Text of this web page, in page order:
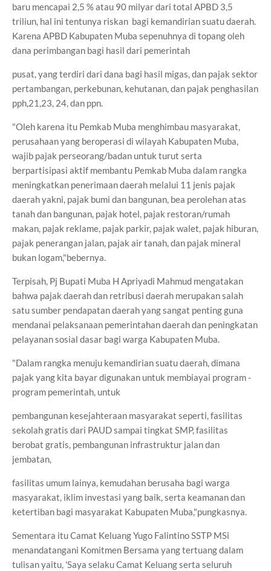
baru mencapai 2,5 % atau 90 milyar dari total APBD 3,5
triliun, hal ini tentunya riskan bagi kemandirian suatu daerah.
Karena APBD Kabupaten Muba sepenuhnya di topang oleh
dana perimbangan bagi hasil dari pemerintah
pusat, yang terdiri dari dana bagi hasil migas, dan pajak sektor
pertambangan, perkebunan, kehutanan, dan pajak penghasilan
pph,21,23, 24, dan ppn.
"Oleh karena itu Pemkab Muba menghimbau masyarakat,
perusahaan yang beroperasi di wilayah Kabupaten Muba,
wajib pajak perseorang/badan untuk turut serta
berpartisipasi aktif membantu Pemkab Muba dalam rangka
meningkatkan penerimaan daerah melalui 11 jenis pajak
daerah yakni, pajak bumi dan bangunan, bea perolehan atas
tanah dan bangunan, pajak hotel, pajak restoran/rumah
makan, pajak reklame, pajak parkir, pajak walet, pajak hiburan,
pajak penerangan jalan, pajak air tanah, dan pajak mineral
bukan logam,"bebernya.
Terpisah, Pj Bupati Muba H Apriyadi Mahmud mengatakan
bahwa pajak daerah dan retribusi daerah merupakan salah
satu sumber pendapatan daerah yang sangat penting guna
mendanai pelaksanaan pemerintahan daerah dan peningkatan
pelayanan sosial dasar bagi warga Kabupaten Muba.
"Dalam rangka menuju kemandirian suatu daerah, dimana
pajak yang kita bayar digunakan untuk membiayai program -
program pemerintah, untuk
pembangunan kesejahteraan masyarakat seperti, fasilitas
sekolah gratis dari PAUD sampai tingkat SMP, fasilitas
berobat gratis, pembangunan infrastruktur jalan dan
jembatan,
fasilitas umum lainya, kemudahan berusaha bagi warga
masyarakat, iklim investasi yang baik, serta keamanan dan
ketertiban bagi masyarakat Kabupaten Muba,"pungkasnya.
Sementara itu Camat Keluang Yugo Falintino SSTP MSi
menandatangani Komitmen Bersama yang tertuang dalam
tulisan yaitu, 'Saya selaku Camat Keluang serta seluruh